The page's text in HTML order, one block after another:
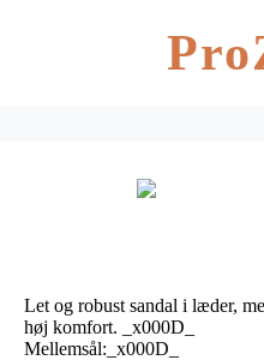
Let og robust sandal i læder,
høj komfort. _x000D_
Mellemsål:_x000D_